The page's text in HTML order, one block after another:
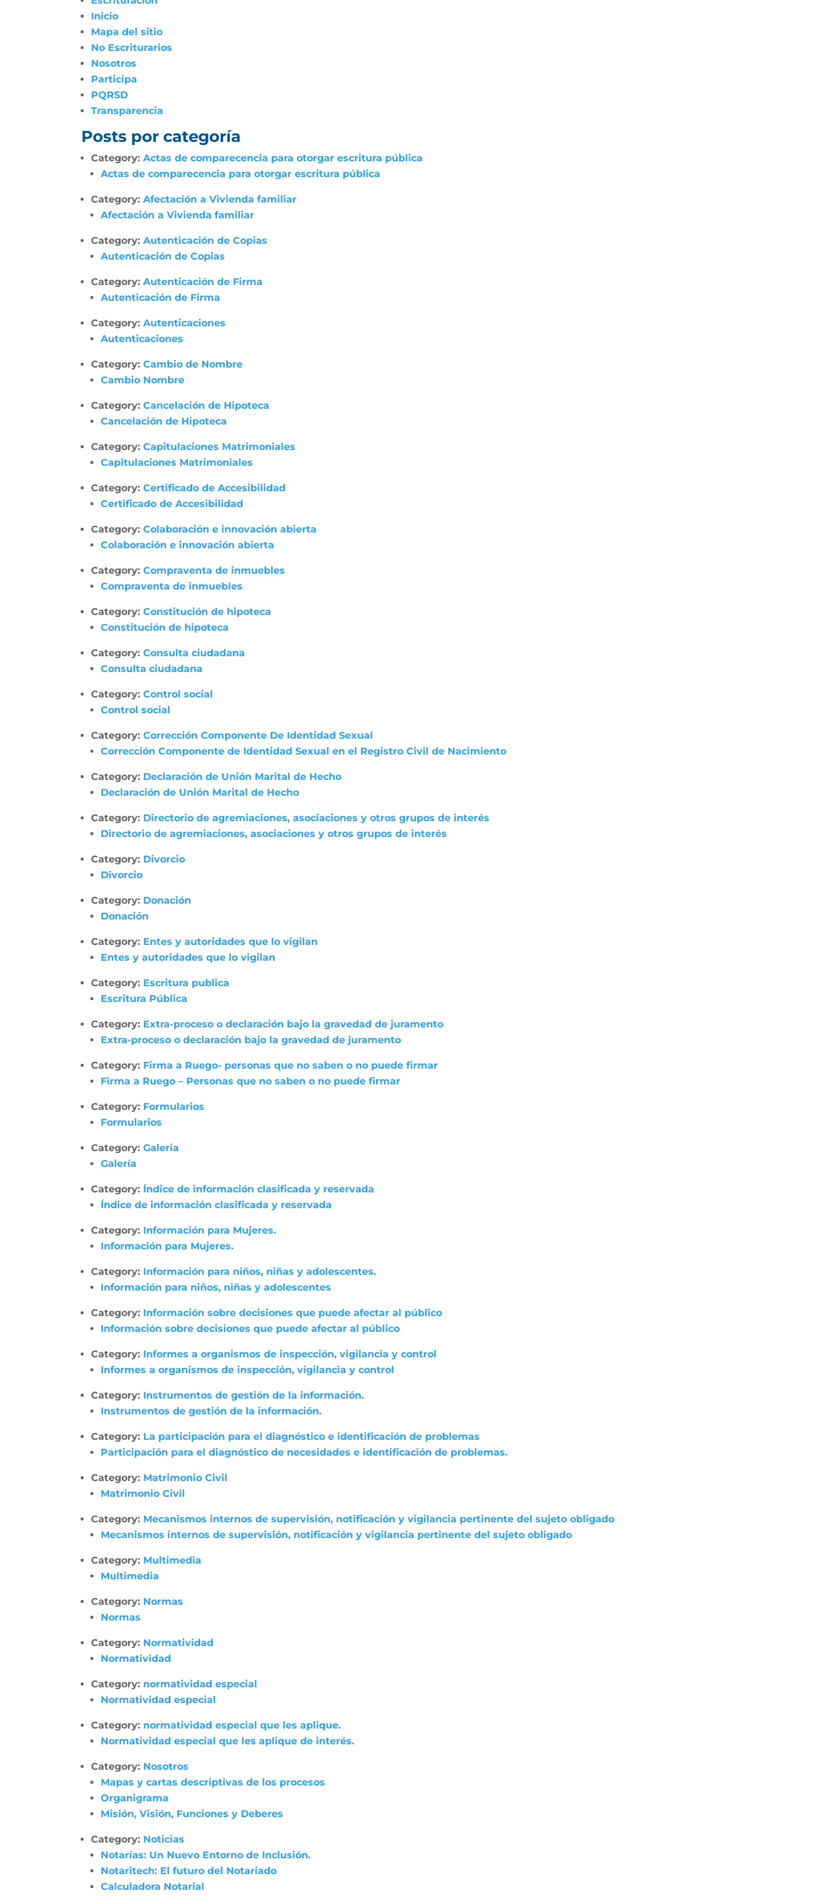
Inicio
Mapa del sitio
No Escriturarios
Nosotros
Participa
PQRSD
Transparencia
Posts por categoría
Category:Actas de comparecencia para otorgar escritura pública
Actas de comparecencia para otorgar escritura pública
Category:Afectación a Vivienda familiar
Afectación a Vivienda familiar
Category:Autenticación de Copias
Autenticación de Copias
Category:Autenticación de Firma
Autenticación de Firma
Category:Autenticaciones
Autenticaciones
Category:Cambio de Nombre
Cambio Nombre
Category:Cancelación de Hipoteca
Cancelación de Hipoteca
Category:Capitulaciones Matrimoniales
Capitulaciones Matrimoniales
Category:Certificado de Accesibilidad
Certificado de Accesibilidad
Category:Colaboración e innovación abierta
Colaboración e innovación abierta
Category:Compraventa de inmuebles
Compraventa de inmuebles
Category:Constitución de hipoteca
Constitución de hipoteca
Category:Consulta ciudadana
Consulta ciudadana
Category:Control social
Control social
Category:Corrección Componente De Identidad Sexual
Corrección Componente de Identidad Sexual en el Registro Civil de Nacimiento
Category: Declaración de Unión Marital de Hecho
Declaración de Unión Marital de Hecho
Category: Directorio de agremiaciones, asociaciones y otros grupos de interés
Directorio de agremiaciones, asociaciones y otros grupos de interés
Category: Divorcio
Divorcio
Category: Donación
Donación
Category: Entes y autoridades que lo vigilan
Entes y autoridades que lo vigilan
Category: Escritura publica
Escritura Pública
Category: Extra-proceso o declaración bajo la gravedad de juramento
Extra-proceso o declaración bajo la gravedad de juramento
Category: Firma a Ruego- personas que no saben o no puede firmar
Firma a Ruego – Personas que no saben o no puede firmar
Category: Formularios
Formularios
Category:Galeria
Galería
Category: Índice de información clasificada y reservada
Índice de información clasificada y reservada
Category: Información para Mujeres.
Información para Mujeres.
Category: Información para niños, niñas y adolescentes.
Información para niños, niñas y adolescentes
Category: Información sobre decisiones que puede afectar al público
Información sobre decisiones que puede afectar al público
Category: Informes a organismos de inspección, vigilancia y control
Informes a organismos de inspección, vigilancia y control
Category: Instrumentos de gestión de la información.
Instrumentos de gestión de la información.
Category: La participación para el diagnóstico e identificación de problemas
Participación para el diagnóstico de necesidades e identificación de problemas.
Category: Matrimonio Civil
Matrimonio Civil
Category: Mecanismos internos de supervisión, notificación y vigilancia pertinente del sujeto obligado
Mecanismos internos de supervisión, notificación y vigilancia pertinente del sujeto obligado
Category: Multimedia
Multimedia
Category: Normas
Normas
Category: Normatividad
Normatividad
Category: normatividad especial
Normatividad especial
Category: normatividad especial que les aplique.
Normatividad especial que les aplique de interés.
Category: Nosotros
Mapas y cartas descriptivas de los procesos
Organigrama
Misión, Visión, Funciones y Deberes
Category: Noticias
Notarías: Un Nuevo Entorno de Inclusión.
Notaritech: El futuro del Notariado
Calculadora Notarial